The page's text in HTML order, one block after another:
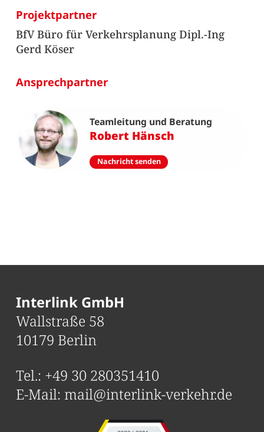
Projektpartner
BfV Büro für Verkehrsplanung Dipl.-Ing
Gerd Köser
Ansprechpartner
Teamleitung und Beratung
Robert Hänsch
Nachricht senden
Interlink GmbH
Wallstraße 58
10179 Berlin
Tel.: +49 30 280351410
E-Mail: mail@interlink-verkehr.de